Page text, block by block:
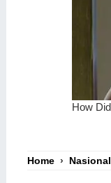
Home › Nasional